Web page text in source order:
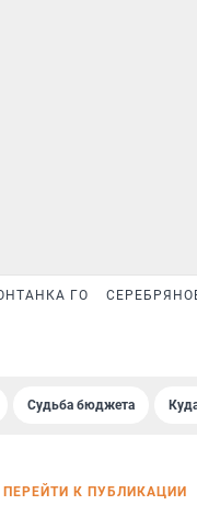
ГО
Судьба бюджета
ПЕРЕЙТИ К ПУБЛИКАЦИИ